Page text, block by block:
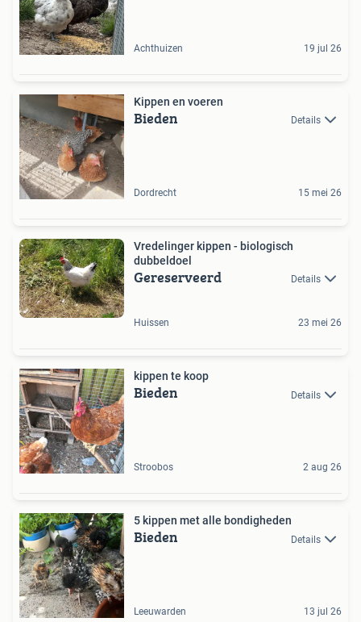
Achthuizen 19 jul 26
Kippen en voeren
Bieden Details
Dordrecht 15 mei 26
Vredelinger kippen - biologisch
dubbeldoel
Gereserveerd Details
Huissen 23 mei 26
kippen te koop
Bieden Details
Stroobos 2 aug 26
5 kippen met alle bondigheden
Bieden Details
Leeuwarden 13 jul 26